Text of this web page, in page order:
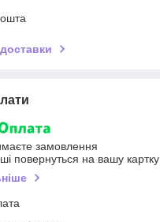
замовлення
повернуться на вашу картку